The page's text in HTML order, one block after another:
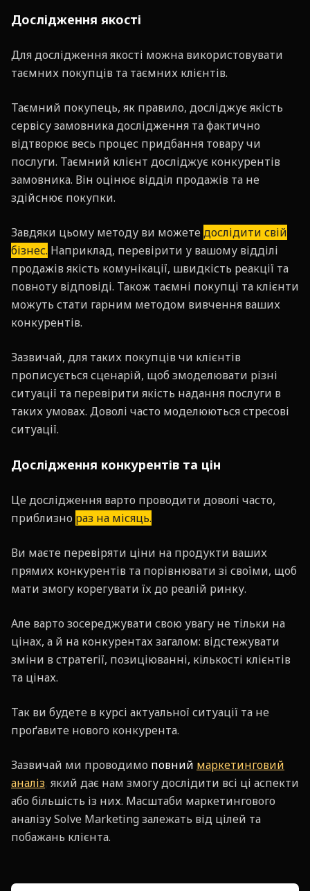
Дослідження якості
Для дослідження якості можна використовувати
таємних покупців та таємних клієнтів.
Таємний покупець, як правило, досліджує якість
сервісу замовника дослідження та фактично
відтворює весь процес придбання товару чи
послуги. Таємний клієнт досліджує конкурентів
замовника. Він оцінює відділ продажів та не
здійснює покупки.
Завдяки цьому методу ви можетедослідити свій
бізнес. Наприклад, перевірити у вашому відділі
продажів якість комунікації, швидкість реакції та
повноту відповіді. Також таємні покупці та клієнти
можуть стати гарним методом вивчення ваших
конкурентів.
Зазвичай, для таких покупців чи клієнтів
прописується сценарій, щоб змоделювати різні
ситуації та перевірити якість надання послуги в
таких умовах. Доволі часто моделюються стресові
ситуації.
Дослідження конкурентів та цін
Це дослідження варто проводити доволі часто,
приблизно раз на місяць.
Ви маєте перевіряти ціни на продукти ваших
прямих конкурентів та порівнювати зі своїми, щоб
мати змогу корегувати їх до реалій ринку.
Але варто зосереджувати свою увагу не тільки на
цінах, а й на конкурентах загалом: відстежувати
зміни в стратегії, позиціюванні, кількості клієнтів
та цінах.
Так ви будете в курсі актуальної ситуації та не
проґавите нового конкурента.
Зазвичай ми проводимо повний маркетинговий
аналіз, який дає нам змогу дослідити всі ці аспекти
або більшість із них. Масштаби маркетингового
аналізу Solve Marketing залежать від цілей та
побажань клієнта.